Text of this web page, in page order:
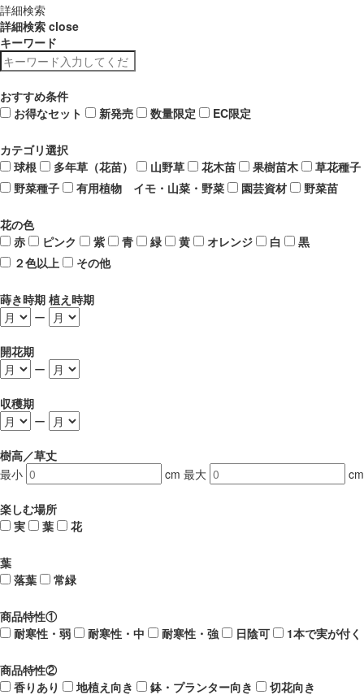
詳細検索
詳細検索 close
キーワード
おすすめ条件
お得なセット
新発売 数量限定 EC限定
カテゴリ選択
球根
多年草（花苗） 山野草 花木苗 果樹苗木
草花種子
野菜種子
有用植物 イモ・山菜・野菜 園芸資材 野菜苗
花の色
赤
ピンク 紫 青 緑 黄 オレンジ 白
黒
２色以上
その他
蒔き時期 植え時期
ー
開花期
ー
収穫期
ー
樹高／草丈
最小
cm 最大 cm
楽しむ場所
実
葉 花
葉
落葉
常緑
商品特性①
耐寒性・弱
耐寒性・中 耐寒性・強 日陰可 1本で実が付く
商品特性②
香りあり
地植え向き 鉢・プランター向き
切花向き